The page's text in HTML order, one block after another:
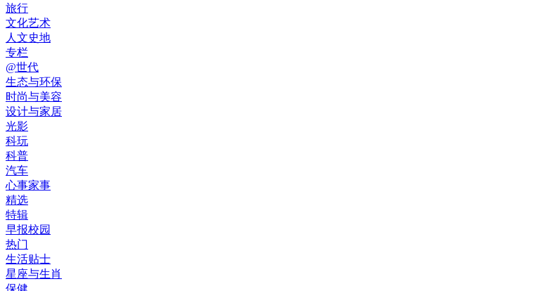
旅行
文化艺术
人文史地
专栏
@世代
生态与环保
时尚与美容
设计与家居
光影
科玩
科普
汽车
心事家事
精选
特辑
早报校园
热门
生活贴士
星座与生肖
保健